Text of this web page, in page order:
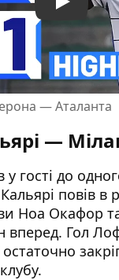
Play
— Аталанта
—
у гості до
повів в
Ноа Окафор
вперед. Гол